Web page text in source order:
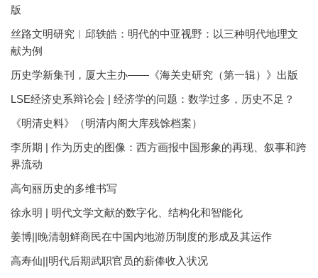
版
丝路文明研究︱邱轶皓：明代的中亚视野：以三种明代地理文
献为例
历史学新集刊，厦大主办——《海关史研究（第一辑）》出版
LSE经济史系辩论会 | 经济学的问题：数学过多，历史不足？
《明清史料》（明清内阁大库残馀档案）
李所期 | 作为历史的图像：西方画报中国形象的再现、叙事和跨
界流动
高句丽历史的多维书写
徐永明 | 明代文学文献的数字化、结构化和智能化
姜博||晚清朝鲜商民在中国内地游历制度的形成及其运作
高寿仙||明代后期武职官员的薪俸收入状况